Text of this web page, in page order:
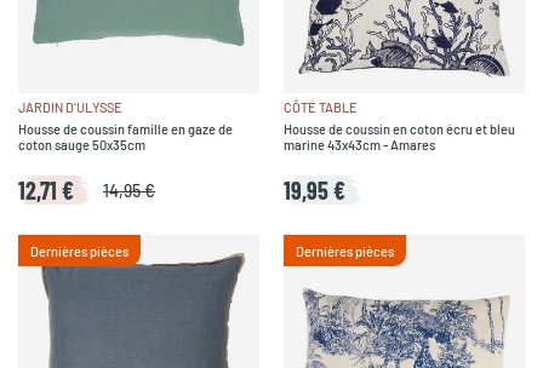
JARDIN D'ULYSSE
Housse de coussin famille en gaze de
coton sauge 50x35cm
12,71 € 14,95 €
CÔTÉ TABLE
Housse de coussin en coton écru et bleu
marine 43x43cm - Amares
19,95 €
Dernières pièces Dernières pièces